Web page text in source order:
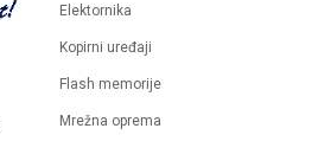
Elektornika
Kopirni uređaji
Flash memorije
Mrežna oprema